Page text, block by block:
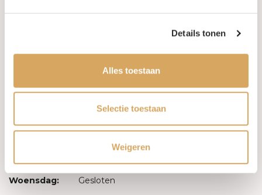
Details tonen
Alles toestaan
Selectie toestaan
Weigeren
Maandag: Gesloten
Woensdag: Gesloten